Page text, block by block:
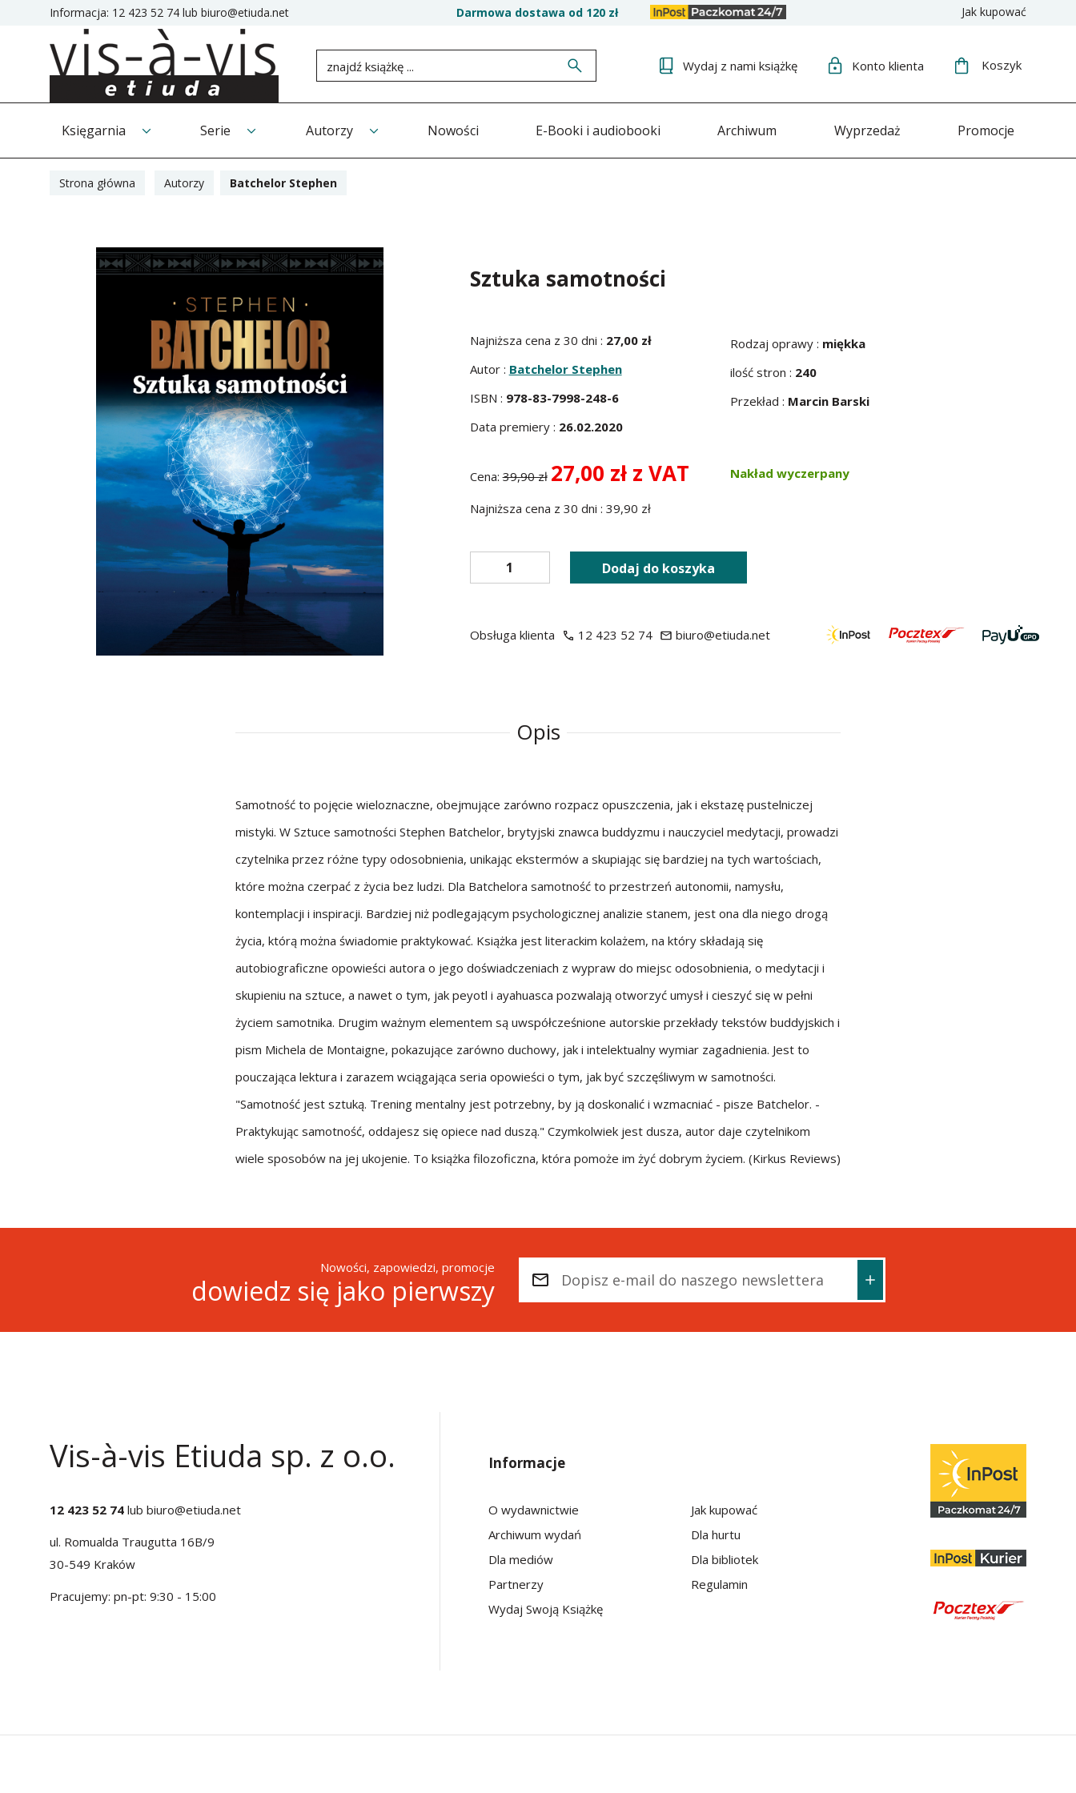
Informacja: 12 423 52 74 lub biuro@etiuda.net Darmowa dostawa od 120 zł Jak kupować
Wydaj z nami książkę Konto klienta Koszyk
Księgarnia Serie Autorzy Nowości E-Booki i audiobooki Archiwum Wyprzedaż Promocje
Strona główna Autorzy Batchelor Stephen
Sztuka samotności
Najniższa cena z 30 dni : 27,00 zł
Autor : Batchelor Stephen
ISBN : 978-83-7998-248-6
Data premiery : 26.02.2020
Rodzaj oprawy : miękka
ilość stron : 240
Przekład : Marcin Barski
Cena:39,90 zł 27,00 zł z VAT
Najniższa cena z 30 dni : 39,90 zł
Nakład wyczerpany
Dodaj do koszyka
Obsługa klienta 12 423 52 74 biuro@etiuda.net
Opis
Samotność to pojęcie wieloznaczne, obejmujące zarówno rozpacz opuszczenia, jak i ekstazę pustelniczej
mistyki. W Sztuce samotności Stephen Batchelor, brytyjski znawca buddyzmu i nauczyciel medytacji, prowadzi
czytelnika przez różne typy odosobnienia, unikając ekstermów a skupiając się bardziej na tych wartościach,
które można czerpać z życia bez ludzi. Dla Batchelora samotność to przestrzeń autonomii, namysłu,
kontemplacji i inspiracji. Bardziej niż podlegającym psychologicznej analizie stanem, jest ona dla niego drogą
życia, którą można świadomie praktykować. Książka jest literackim kolażem, na który składają się
autobiograficzne opowieści autora o jego doświadczeniach z wypraw do miejsc odosobnienia, o medytacji i
skupieniu na sztuce, a nawet o tym, jak peyotl i ayahuasca pozwalają otworzyć umysł i cieszyć się w pełni
życiem samotnika. Drugim ważnym elementem są uwspółcześnione autorskie przekłady tekstów buddyjskich i
pism Michela de Montaigne, pokazujące zarówno duchowy, jak i intelektualny wymiar zagadnienia. Jest to
pouczająca lektura i zarazem wciągająca seria opowieści o tym, jak być szczęśliwym w samotności.
"Samotność jest sztuką. Trening mentalny jest potrzebny, by ją doskonalić i wzmacniać - pisze Batchelor. -
Praktykując samotność, oddajesz się opiece nad duszą." Czymkolwiek jest dusza, autor daje czytelnikom
wiele sposobów na jej ukojenie. To książka filozoficzna, która pomoże im żyć dobrym życiem. (Kirkus Reviews)
Nowości, zapowiedzi, promocje
dowiedz się jako pierwszy
Vis-à-vis Etiuda sp. z o.o.
12 423 52 74 lub biuro@etiuda.net
ul. Romualda Traugutta 16B/9
30-549 Kraków
Pracujemy: pn-pt: 9:30 - 15:00
Informacje
O wydawnictwie
Archiwum wydań
Dla mediów
Partnerzy
Wydaj Swoją Książkę
Jak kupować
Dla hurtu
Dla bibliotek
Regulamin